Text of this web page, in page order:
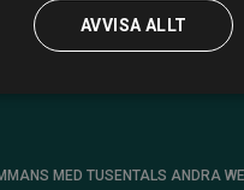
MED TUSENTALS ANDRA
AVVISA ALLT